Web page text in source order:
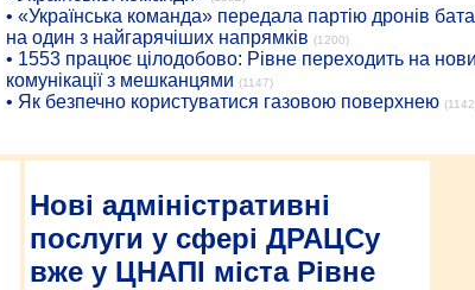
• «Українська команда» передала партію дронів
на один з найгарячіших напрямків (1200)
• 1553 працює цілодобово: Рівне переходить на
комунікації з мешканцями (1147)
• Як безпечно користуватися газовою поверхнею
Нові адміністративні
послуги у сфері ДРАЦСу
вже у ЦНАПІ міста Рівне